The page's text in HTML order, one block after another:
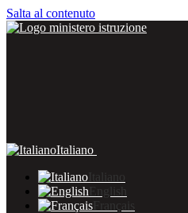
Salta al contenuto
Italiano
Italiano
English
Français